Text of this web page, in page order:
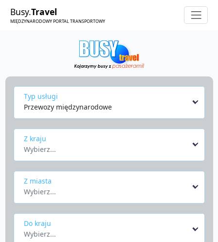
Busy.Travel
MIĘDZYNARODOWY PORTAL TRANSPORTOWY
Typ usługi
Przewozy międzynarodowe
Z kraju
Wybierz...
Z miasta
Wybierz...
Do kraju
Wybierz...